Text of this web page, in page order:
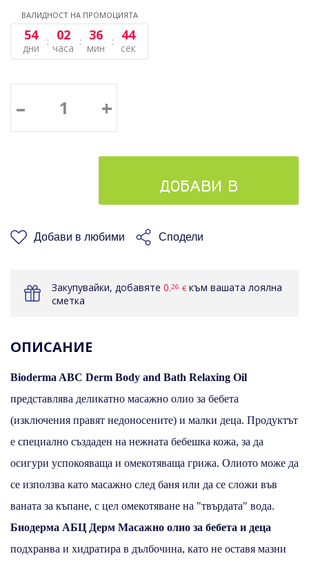
ВАЛИДНОСТ НА ПРОМОЦИЯТА
54
дни
02
часа
36
мин
43
сек
– +
ДОБАВИ В
КОШНИЦАТА
Добави в любими Сподели
Закупувайки, добавяте 0.26 € към вашата лоялна
сметка
ОПИСАНИЕ
Bioderma ABC Derm Body and Bath Relaxing Oil
представлява деликатно масажно олио за бебета
(изключения правят недоносените) и малки деца. Продуктът
е специално създаден на нежната бебешка кожа, за да
осигури успокояваща и омекотяваща грижа. Oлиото може да
се използва като масажно след баня или да се сложи във
ваната за къпане, с цел омекотяване на "твърдата" вода.
Биодерма АБЦ Дерм Масажно олио за бебета и деца
подхранва и хидратира в дълбочина, като не оставя мазни